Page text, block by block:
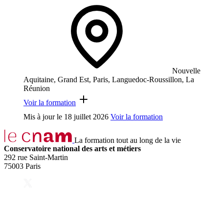
Nouvelle
Aquitaine, Grand Est, Paris, Languedoc-Roussillon, La
Réunion
Voir la formation
Mis à jour le 18 juillet 2026 Voir la formation
La formation tout au long de la vie
Conservatoire national des arts et métiers
292 rue Saint-Martin
75003 Paris